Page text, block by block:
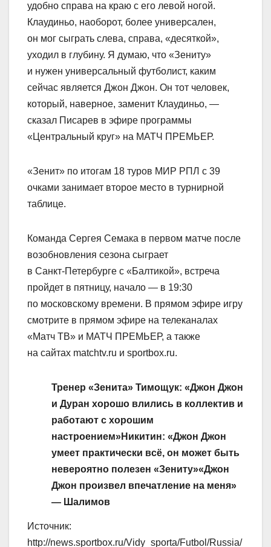
удобно справа на краю с его левой ногой.
Клаудиньо, наоборот, более универсален,
он мог сыграть слева, справа, «десяткой»,
уходил в глубину. Я думаю, что «Зениту»
и нужен универсальный футболист, каким
сейчас является Джон Джон. Он тот человек,
который, наверное, заменит Клаудиньо, —
сказал Писарев в эфире программы
«Центральный круг» на МАТЧ ПРЕМЬЕР.
«Зенит» по итогам 18 туров МИР РПЛ с 39
очками занимает второе место в турнирной
таблице.
Команда Сергея Семака в первом матче после
возобновления сезона сыграет
в Санкт‑Петербурге с «Балтикой», встреча
пройдет в пятницу, начало — в 19:30
по московскому времени. В прямом эфире игру
смотрите в прямом эфире на телеканалах
«Матч ТВ» и МАТЧ ПРЕМЬЕР, а также
на сайтах matchtv.ru и sportbox.ru.
Тренер «Зенита» Тимощук: «Джон Джон
и Дуран хорошо влились в коллектив и
работают с хорошим
настроением»Никитин: «Джон Джон
умеет практически всё, он может быть
невероятно полезен «Зениту»«Джон
Джон произвел впечатление на меня»
— Шалимов
Источник:
http://news.sportbox.ru/Vidy_sporta/Futbol/Russia/